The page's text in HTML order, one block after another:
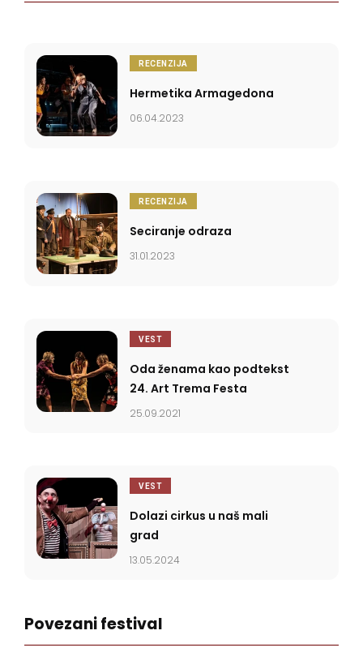
RECENZIJA
Hermetika Armagedona
06.04.2023
RECENZIJA
Seciranje odraza
31.01.2023
VEST
Oda ženama kao podtekst
24. Art Trema Festa
25.09.2021
VEST
Dolazi cirkus u naš mali
grad
13.05.2024
Povezani festival